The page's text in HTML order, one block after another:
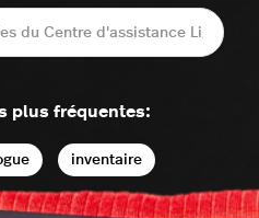
plus fréquentes:
inventaire